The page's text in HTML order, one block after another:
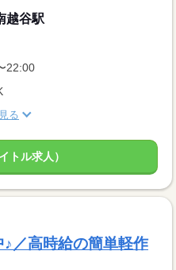
越谷駅
22:00
る
トル求人）
／高時給の簡単軽作